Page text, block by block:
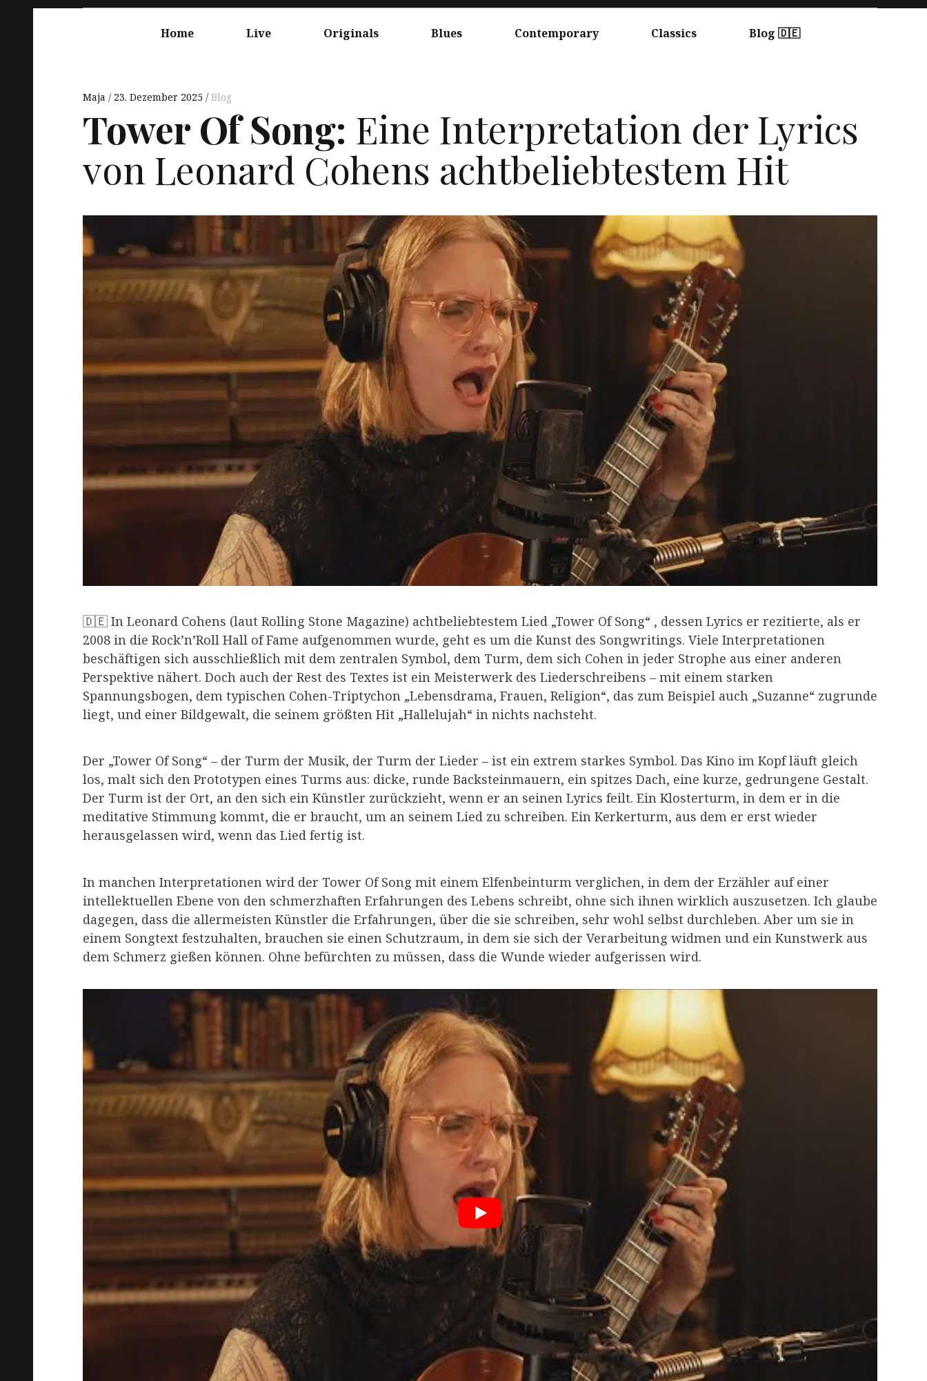
Home Live Originals Blues Contemporary Classics Blog 🇩🇪
Maja 23. Dezember 2025 Blog
Tower Of Song: Eine Interpretation der Lyrics
von Leonard Cohens achtbeliebtestem Hit
🇩🇪 In Leonard Cohens (laut Rolling Stone Magazine) achtbeliebtestem Lied „Tower Of Song“ , dessen Lyrics er rezitierte, als er
2008 in die Rock’n’Roll Hall of Fame aufgenommen wurde, geht es um die Kunst des Songwritings. Viele Interpretationen
beschäftigen sich ausschließlich mit dem zentralen Symbol, dem Turm, dem sich Cohen in jeder Strophe aus einer anderen
Perspektive nähert. Doch auch der Rest des Textes ist ein Meisterwerk des Liederschreibens – mit einem starken
Spannungsbogen, dem typischen Cohen-Triptychon „Lebensdrama, Frauen, Religion“, das zum Beispiel auch „Suzanne“ zugrunde
liegt, und einer Bildgewalt, die seinem größten Hit „Hallelujah“ in nichts nachsteht.
Der „Tower Of Song“ – der Turm der Musik, der Turm der Lieder – ist ein extrem starkes Symbol. Das Kino im Kopf läuft gleich
los, malt sich den Prototypen eines Turms aus: dicke, runde Backsteinmauern, ein spitzes Dach, eine kurze, gedrungene Gestalt.
Der Turm ist der Ort, an den sich ein Künstler zurückzieht, wenn er an seinen Lyrics feilt. Ein Klosterturm, in dem er in die
meditative Stimmung kommt, die er braucht, um an seinem Lied zu schreiben. Ein Kerkerturm, aus dem er erst wieder
herausgelassen wird, wenn das Lied fertig ist.
In manchen Interpretationen wird der Tower Of Song mit einem Elfenbeinturm verglichen, in dem der Erzähler auf einer
intellektuellen Ebene von den schmerzhaften Erfahrungen des Lebens schreibt, ohne sich ihnen wirklich auszusetzen. Ich glaube
dagegen, dass die allermeisten Künstler die Erfahrungen, über die sie schreiben, sehr wohl selbst durchleben. Aber um sie in
einem Songtext festzuhalten, brauchen sie einen Schutzraum, in dem sie sich der Verarbeitung widmen und ein Kunstwerk aus
dem Schmerz gießen können. Ohne befürchten zu müssen, dass die Wunde wieder aufgerissen wird.